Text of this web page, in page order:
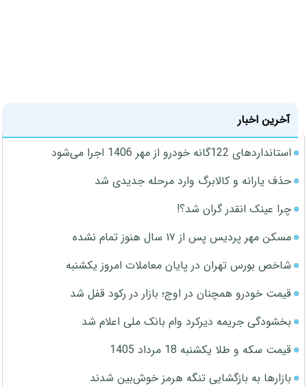
آخرین اخبار
استانداردهای 122گانه خودرو از مهر 1406 اجرا می‌شود
حذف یارانه و کالابرگ وارد مرحله جدیدی شد
چرا عینک انقدر گران شد؟!
مسکن مهر پردیس پس از ۱۷ سال هنوز تمام نشده
شاخص بورس تهران در پایان معاملات امروز یکشنبه
قیمت خودرو همچنان در اوج؛ بازار در رکود قفل شد
بخشودگی جریمه دیرکرد وام بانک ملی اعلام شد
قیمت سکه و طلا یکشنبه 18 مرداد 1405
بازارها به بازگشایی تنگه هرمز خوش‌بین شدند